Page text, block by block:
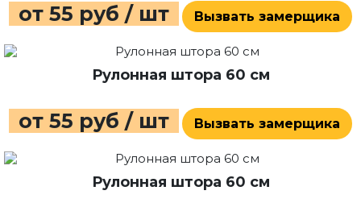
от 55 руб / шт Вызвать замерщика
Рулонная штора 60 см
от 55 руб / шт Вызвать замерщика
Рулонная штора 60 см